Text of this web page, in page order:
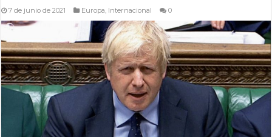
7 de junio de 2021 Europa, Internacional 0